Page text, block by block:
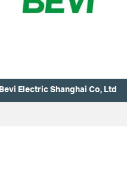
Bevi Electric Shanghai Co, Ltd